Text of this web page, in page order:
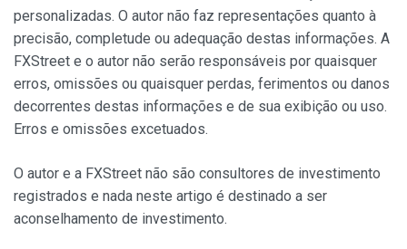
personalizadas. O autor não faz representações quanto à
precisão, completude ou adequação destas informações. A
FXStreet e o autor não serão responsáveis por quaisquer
erros, omissões ou quaisquer perdas, ferimentos ou danos
decorrentes destas informações e de sua exibição ou uso.
Erros e omissões excetuados.
O autor e a FXStreet não são consultores de investimento
registrados e nada neste artigo é destinado a ser
aconselhamento de investimento.